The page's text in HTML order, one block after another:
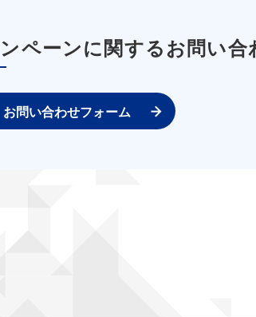
ペーンに関するお問い合
お問い合わせフォーム